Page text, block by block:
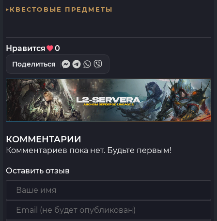
КВЕСТОВЫЕ ПРЕДМЕТЫ
Нравится 0
Поделиться
КОММЕНТАРИИ
Комментариев пока нет. Будьте первым!
Оставить отзыв